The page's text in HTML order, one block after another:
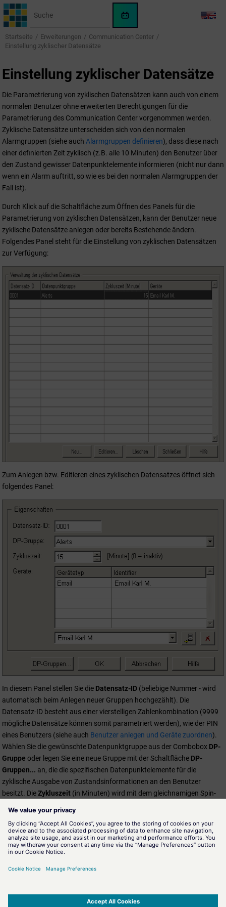
Springe zum Hauptinhalt
WinCC
OA
KI-
LANG
Startseite Erweiterungen
Communication Center
Einstellung zyklischer Datensätze
Einstellung zyklischer Datensätze
Die Parametrierung von zyklischen Datensätzen kann auch von einem
normalen Benutzer ohne erweiterten Berechtigungen für die
Parametrierung des Communication Center vorgenommen werden.
Zyklische Datensätze unterscheiden sich von den normalen
Alarmgruppen (siehe auch Alarmgruppen definieren), dass diese nach
einer definierten Zeit zyklisch (z.B. alle 10 Minuten) den Benutzer über
den Zustand gewisser Datenpunktelemente informieren (nicht nur dann
wenn ein Alarm auftritt, so wie es bei den normalen Alarmgruppen der
Fall ist).
Durch Klick auf die Schaltfläche zum Öffnen des Panels für die
Parametrierung von zyklischen Datensätzen, kann der Benutzer neue
zyklische Datensätze anlegen oder bereits Bestehende ändern.
Folgendes Panel steht für die Einstellung von zyklischen Datensätzen
zur Verfügung:
Zum Anlegen bzw. Editieren eines zyklischen Datensatzes öffnet sich
folgendes Panel:
In diesem Panel stellen Sie die Datensatz-ID (beliebige Nummer - wird
automatisch beim Anlegen neuer Gruppen hochgezählt). Die
Datensatz-ID besteht aus einer vierstelligen Zahlenkombination (9999
mögliche Datensätze können somit parametriert werden), wie der PIN
eines Benutzers (siehe auch Benutzer anlegen und Geräte zuordnen).
Wählen Sie die gewünschte Datenpunktgruppe aus der Combobox DP-
Gruppe oder legen Sie eine neue Gruppe mit der Schaltfläche DP-
Gruppen... an, die die spezifischen Datenpunktelemente für die
zyklische Ausgabe von Zustandsinformationen an den Benutzer
besitzt. DieZykluszeit (in Minuten) wird mit dem gleichnamigen Spin-
Zeit um 10 Minuten erhöht/verringert). Im unteren Bereich dieses
Panels stellen Sie dieGeräteein, an die eine Übermittlung der
Informationen erfolgen soll (es können mehrere Geräte in die Tabelle
aufgenommen werden).
Details zu Datenpunktgruppen und den zugehörigen Parametrierpanels
Grundlagen Datenpunktgruppen.